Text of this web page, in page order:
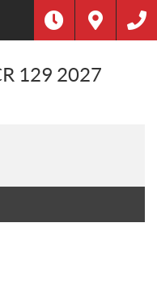
129 2027